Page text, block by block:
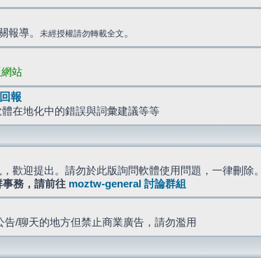
報導。 未經授權請勿轉載全文 。
站
報
在地化中的錯誤與詞彙建議等等
歡迎提出。請勿於此版詢問軟體使用問題，一律刪除。
務，請前往 moztw-general 討論群組
/聊天的地方但禁止商業廣告，請勿濫用